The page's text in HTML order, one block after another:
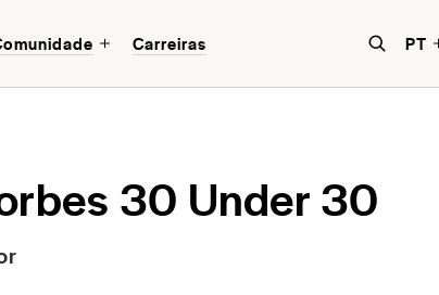
Carreiras PT
30 Under 30